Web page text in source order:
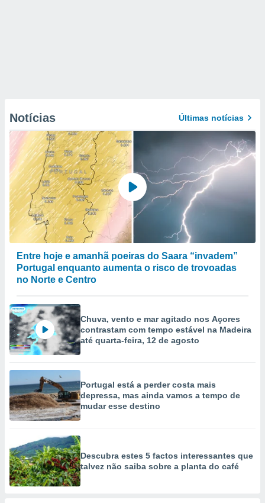
Notícias Últimas notícias
Entre hoje e amanhã poeiras do Saara “invadem”
Portugal enquanto aumenta o risco de trovoadas
no Norte e Centro
Chuva, vento e mar agitado nos Açores
contrastam com tempo estável na Madeira
até quarta-feira, 12 de agosto
Portugal está a perder costa mais
depressa, mas ainda vamos a tempo de
mudar esse destino
Descubra estes 5 factos interessantes que
talvez não saiba sobre a planta do café